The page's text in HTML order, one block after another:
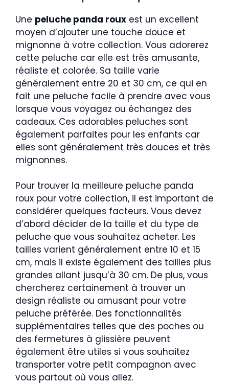
Une peluche panda roux est un excellent
moyen d’ajouter une touche douce et
mignonne à votre collection. Vous adorerez
cette peluche car elle est très amusante,
réaliste et colorée. Sa taille varie
généralement entre 20 et 30 cm, ce qui en
fait une peluche facile à prendre avec vous
lorsque vous voyagez ou échangez des
cadeaux. Ces adorables peluches sont
également parfaites pour les enfants car
elles sont généralement très douces et très
mignonnes.
Pour trouver la meilleure peluche panda
roux pour votre collection, il est important de
considérer quelques facteurs. Vous devez
d’abord décider de la taille et du type de
peluche que vous souhaitez acheter. Les
tailles varient généralement entre 10 et 15
cm, mais il existe également des tailles plus
grandes allant jusqu’à 30 cm. De plus, vous
chercherez certainement à trouver un
design réaliste ou amusant pour votre
peluche préférée. Des fonctionnalités
supplémentaires telles que des poches ou
des fermetures à glissière peuvent
également être utiles si vous souhaitez
transporter votre petit compagnon avec
vous partout où vous allez.